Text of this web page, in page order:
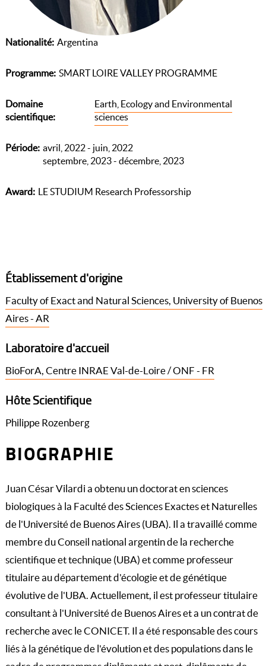
Nationalité Argentina
Programme SMART LOIRE VALLEY PROGRAMME
Domaine
scientifique
Earth, Ecology and Environmental
sciences
Période avril, 2022 - juin, 2022
septembre, 2023 - décembre, 2023
Award LE STUDIUM Research Professorship
Établissement d'origine
Faculty of Exact and Natural Sciences, University of Buenos
Aires - AR
Laboratoire d'accueil
BioForA, Centre INRAE Val-de-Loire / ONF - FR
Hôte Scientifique
Philippe Rozenberg
BIOGRAPHIE
Juan César Vilardi a obtenu un doctorat en sciences
biologiques à la Faculté des Sciences Exactes et Naturelles
de l'Université de Buenos Aires (UBA). Il a travaillé comme
membre du Conseil national argentin de la recherche
scientifique et technique (UBA) et comme professeur
titulaire au département d'écologie et de génétique
évolutive de l'UBA. Actuellement, il est professeur titulaire
consultant à l'Université de Buenos Aires et a un contrat de
recherche avec le CONICET. Il a été responsable des cours
liés à la génétique de l'évolution et des populations dans le